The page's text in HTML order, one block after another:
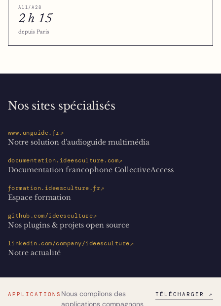
A11/A28
2 h 15
depuis Paris
Nos sites spécialisés
www.unguide.fr↗
Notre solution d'audioguide multimédia
documentation.ideesculture.com↗
Documentation francophone CollectiveAccess
formation.ideesculture.fr↗
Espace formation
github.com/ideesculture↗
Nos plugins & projets open source
linkedin.com/company/ideesculture↗
Notre actualité
APPLICATIONS Nous compilons des
applications compagnons
TÉLÉCHARGER ↗